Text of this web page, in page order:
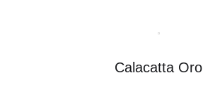
Calacatta Oro